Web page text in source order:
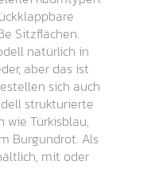
Sitzflächen.
natürlich in
aber das ist
sich auch
strukturierte
Türkisblau,
Burgundrot. Als
mit oder